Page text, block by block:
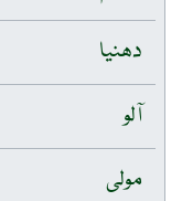
دھنیا
آلو
مولی